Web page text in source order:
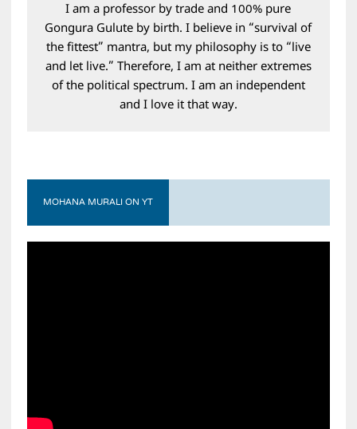
I am a professor by trade and 100% pure
Gongura Gulute by birth. I believe in “survival of
the fittest” mantra, but my philosophy is to “live
and let live.” Therefore, I am at neither extremes
of the political spectrum. I am an independent
and I love it that way.
MOHANA MURALI ON YT